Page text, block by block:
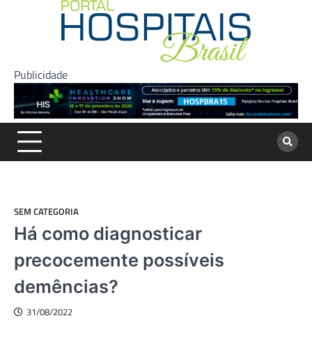
Publicidade
SEM CATEGORIA
Há como diagnosticar
precocemente possíveis
demências?
31/08/2022